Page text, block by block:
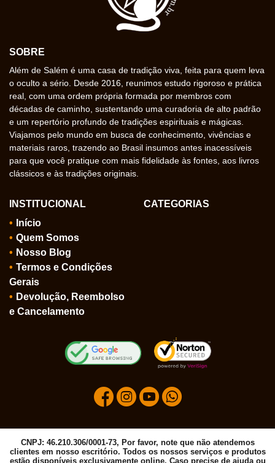
SOBRE
Além de Salém é uma casa de tradição viva, feita para quem leva
o oculto a sério. Desde 2016, reunimos estudo rigoroso e prática
real, com uma ordem própria formada por membros com
décadas de caminho, sustentando uma curadoria de alto padrão
e um repertório profundo de tradições espirituais e mágicas.
Viajamos pelo mundo em busca de conhecimento, vivências e
materiais raros, trazendo ao Brasil insumos antes inacessíveis
para que você pratique com mais fidelidade às fontes, aos livros
clássicos e às tradições originais.
INSTITUCIONAL
Início
Quem Somos
Nosso Blog
Termos e Condições
Gerais
Devolução, Reembolso
e Cancelamento
CATEGORIAS
CNPJ: 46.210.306/0001-73, Por favor, note que não atendemos
clientes em nosso escritório. Todos os nossos serviços e produtos
estão disponíveis exclusivamente online. Caso precise de ajuda ou